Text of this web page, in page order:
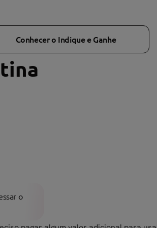
Conhecer o Indique e Ganhe
o